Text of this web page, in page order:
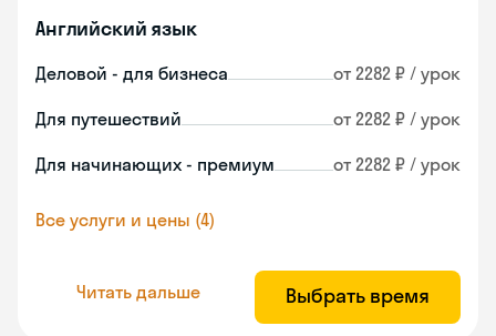
Английский язык
Деловой - для бизнеса от 2282 ₽ / урок
Для путешествий от 2282 ₽ / урок
Для начинающих - премиум от 2282 ₽ / урок
Все услуги и цены (4)
Читать дальше Выбрать время